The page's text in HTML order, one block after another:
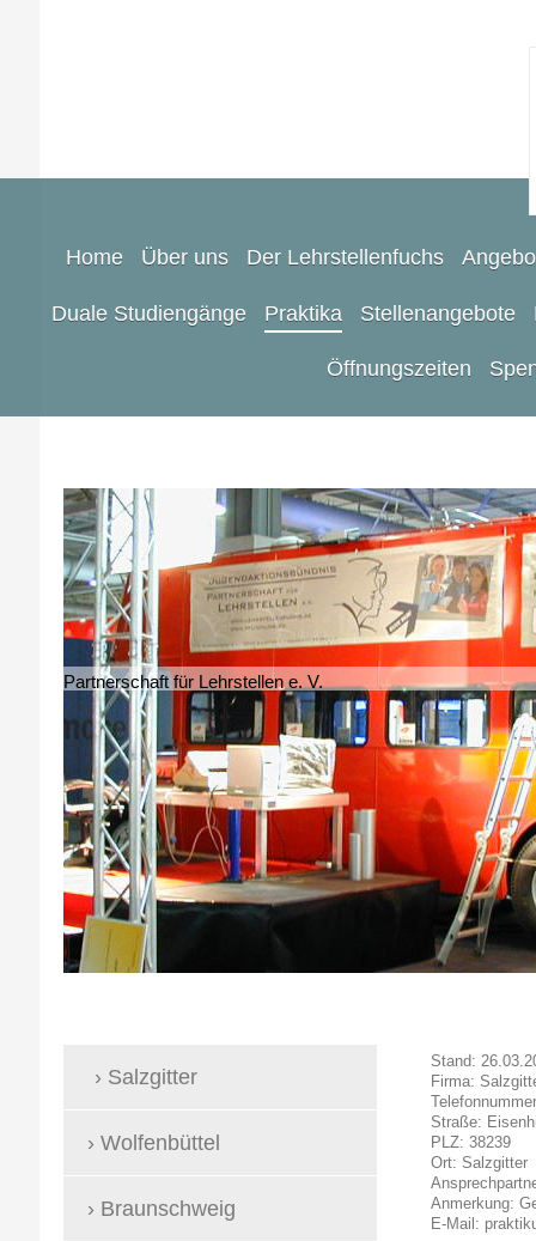
Home Über uns Der Lehrstellenfuchs
Duale Studiengänge Praktika Stellenangebote
Öffnungszeiten
Partnerschaft für Lehrstellen e. V.
Stand:
Firma:
Straße:
PLZ: 38239
Ort: Salzgitter
Anmerkung:
E-Mail:
Salzgitter
Wolfenbüttel
Braunschweig